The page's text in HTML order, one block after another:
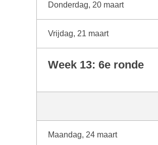
Donderdag, 20 maart
Vrijdag, 21 maart
Week 13: 6e ronde
Maandag, 24 maart